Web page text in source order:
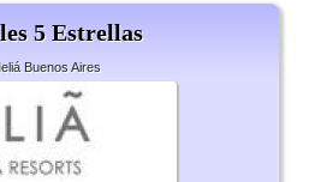
5 Estrellas
Buenos Aires